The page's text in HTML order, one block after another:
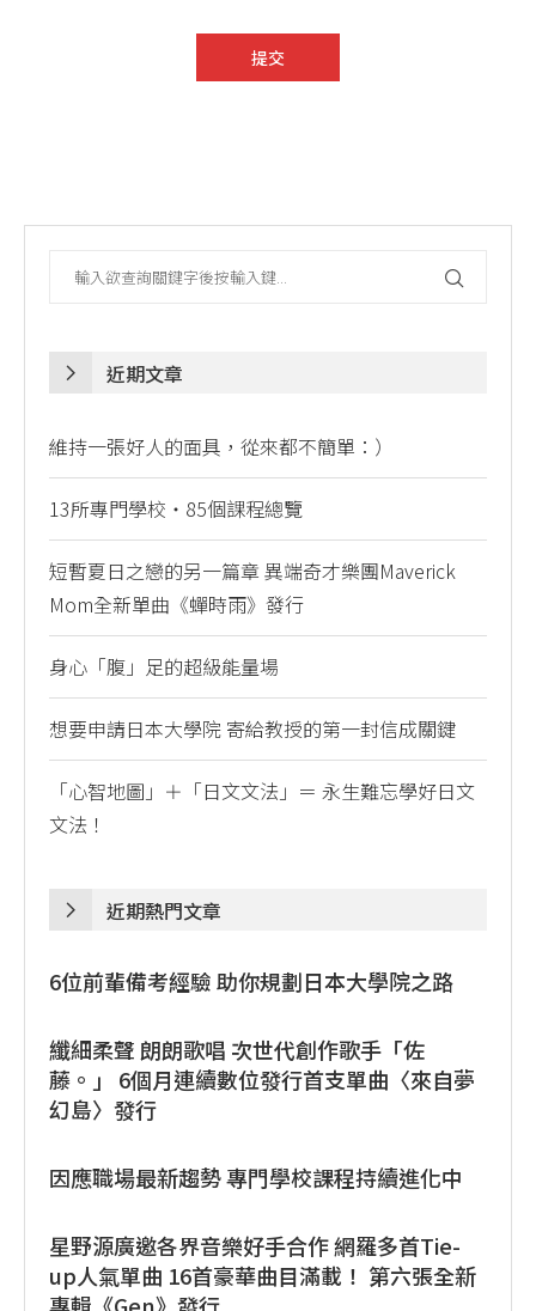
近期文章
維持一張好人的面具，從來都不簡單：）
13所專門學校・85個課程總覽
短暫夏日之戀的另一篇章 異端奇才樂團Maverick
Mom全新單曲《蟬時雨》發行
身心「腹」足的超級能量場
想要申請日本大學院 寄給教授的第一封信成關鍵
「心智地圖」＋「日文文法」＝ 永生難忘學好日文
文法！
近期熱門文章
6位前輩備考經驗 助你規劃日本大學院之路
纖細柔聲 朗朗歌唱 次世代創作歌手「佐
藤。」 6個月連續數位發行首支單曲〈來自夢
幻島〉發行
因應職場最新趨勢 專門學校課程持續進化中
星野源廣邀各界音樂好手合作 網羅多首Tie-
up人氣單曲 16首豪華曲目滿載！ 第六張全新